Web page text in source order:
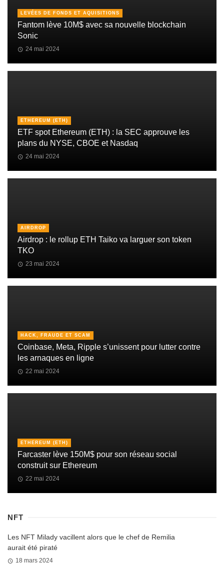
LEVÉES DE FONDS ET AQUISITIONS
Fantom lève 10M$ avec sa nouvelle blockchain
Sonic
24 mai 2024
ETHEREUM (ETH)
ETF spot Ethereum (ETH) : la SEC approuve les
plans du NYSE, CBOE et Nasdaq
24 mai 2024
AIRDROP
Airdrop : le rollup ETH Taiko va larguer son token
TKO
23 mai 2024
HACK, FRAUDE ET SCAM
Coinbase, Meta, Ripple s’unissent pour lutter contre
les arnaques en ligne
22 mai 2024
ETHEREUM (ETH)
Farcaster lève 150M$ pour son réseau social
construit sur Ethereum
22 mai 2024
NFT
Les NFT Milady vacillent alors que le chef de Remilia
aurait été piraté
18 mars 2024